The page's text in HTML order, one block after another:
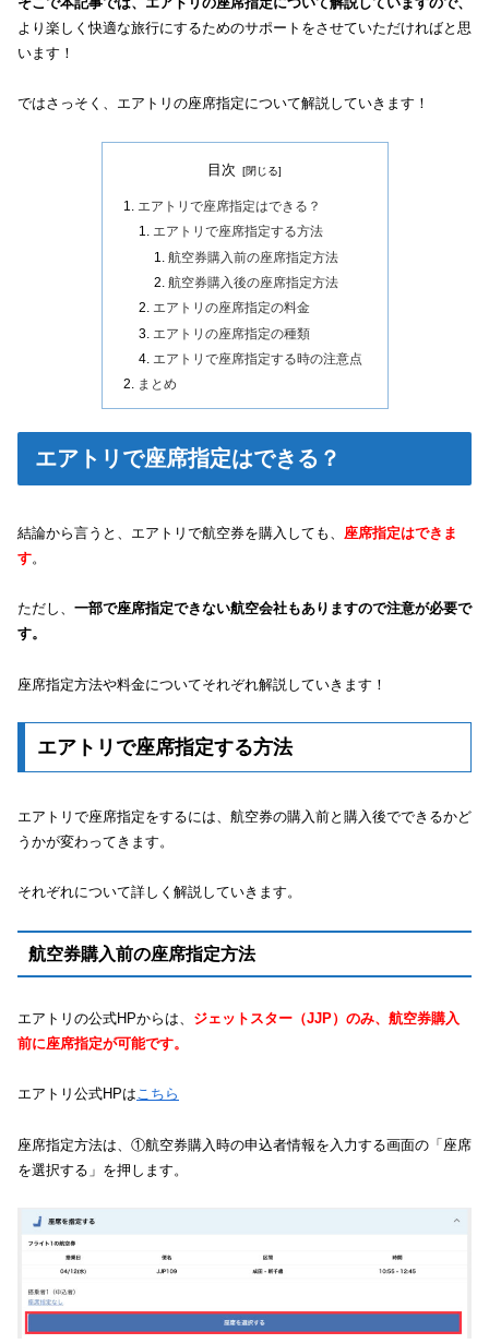
より楽しく快適な旅行にするためのサポートをさせていただければと思
います！
ではさっそく、エアトリの座席指定について解説していきます！
目次
エアトリで座席指定はできる？
エアトリで座席指定する方法
航空券購入前の座席指定方法
航空券購入後の座席指定方法
エアトリの座席指定の料金
エアトリの座席指定の種類
エアトリで座席指定する時の注意点
まとめ
エアトリで座席指定はできる？
結論から言うと、エアトリで航空券を購入しても、 座席指定はできま
す。
ただし、 一部で座席指定できない航空会社もありますので注意が必要で
す。
座席指定方法や料金についてそれぞれ解説していきます！
エアトリで座席指定する方法
エアトリで座席指定をするには、航空券の購入前と購入後でできるかど
うかが変わってきます。
それぞれについて詳しく解説していきます。
航空券購入前の座席指定方法
エアトリの公式HPからは、 ジェットスター（JJP）のみ、航空券購入
前に座席指定が可能です。
エアトリ公式HPはこちら
座席指定方法は、①航空券購入時の申込者情報を入力する画面の「座席
を選択する」を押します。